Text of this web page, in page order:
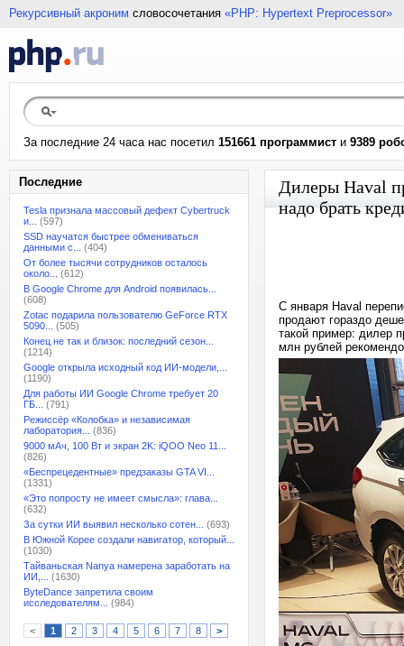
Рекурсивный акроним словосочетания «PHP: Hypertext Preprocessor»
За последние 24 часа нас посетил 151661 программист и 9389
Последние
Tesla признала массовый дефект Cybertruck
и...
(597)
SSD научатся быстрее обмениваться
данными с...
(404)
От более тысячи сотрудников осталось
около...
(612)
В Google Chrome для Android появилась...
(608)
Zotac подарила пользователю GeForce RTX
5090...
(505)
Конец не так и близок: последний сезон...
(1214)
Google открыла исходный код ИИ-модели,...
(1190)
Для работы ИИ Google Chrome требует 20
ГБ...
(791)
Режиссёр «Колобка» и независимая
лаборатория...
(836)
9000 мАч, 100 Вт и экран 2K: iQOO Neo 11...
(826)
«Беспрецедентные» предзаказы GTA VI...
(1331)
«Это попросту не имеет смысла»: глава...
(632)
За сутки ИИ выявил несколько сотен...
(693)
В Южной Корее создали навигатор, который...
(1030)
Тайваньская Nanya намерена заработать на
ИИ,...
(1630)
ByteDance запретила своим
исследователям...
(984)
< 1 2 3 4 5 6 7 8 >
Дилеры Haval
надо брать
С января Haval
продают гораздо
такой пример: дилер
млн рублей